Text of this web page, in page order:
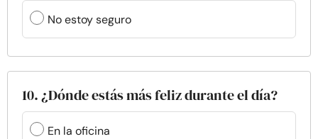
No estoy seguro
10. ¿Dónde estás más feliz durante el día?
En la oficina